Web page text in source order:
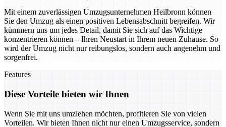
Mit einem zuverlässigen Umzugsunternehmen Heilbronn können
Sie den Umzug als einen positiven Lebensabschnitt begreifen. Wir
kümmern uns um jedes Detail, damit Sie sich auf das Wichtige
konzentrieren können – Ihren Neustart in Ihrem neuen Zuhause. So
wird der Umzug nicht nur reibungslos, sondern auch angenehm und
sorgenfrei.
Features
Diese Vorteile bieten wir Ihnen
Wenn Sie mit uns umziehen möchten, profitieren Sie von vielen
Vorteilen. Wir bieten Ihnen nicht nur einen Umzugsservice, sondern